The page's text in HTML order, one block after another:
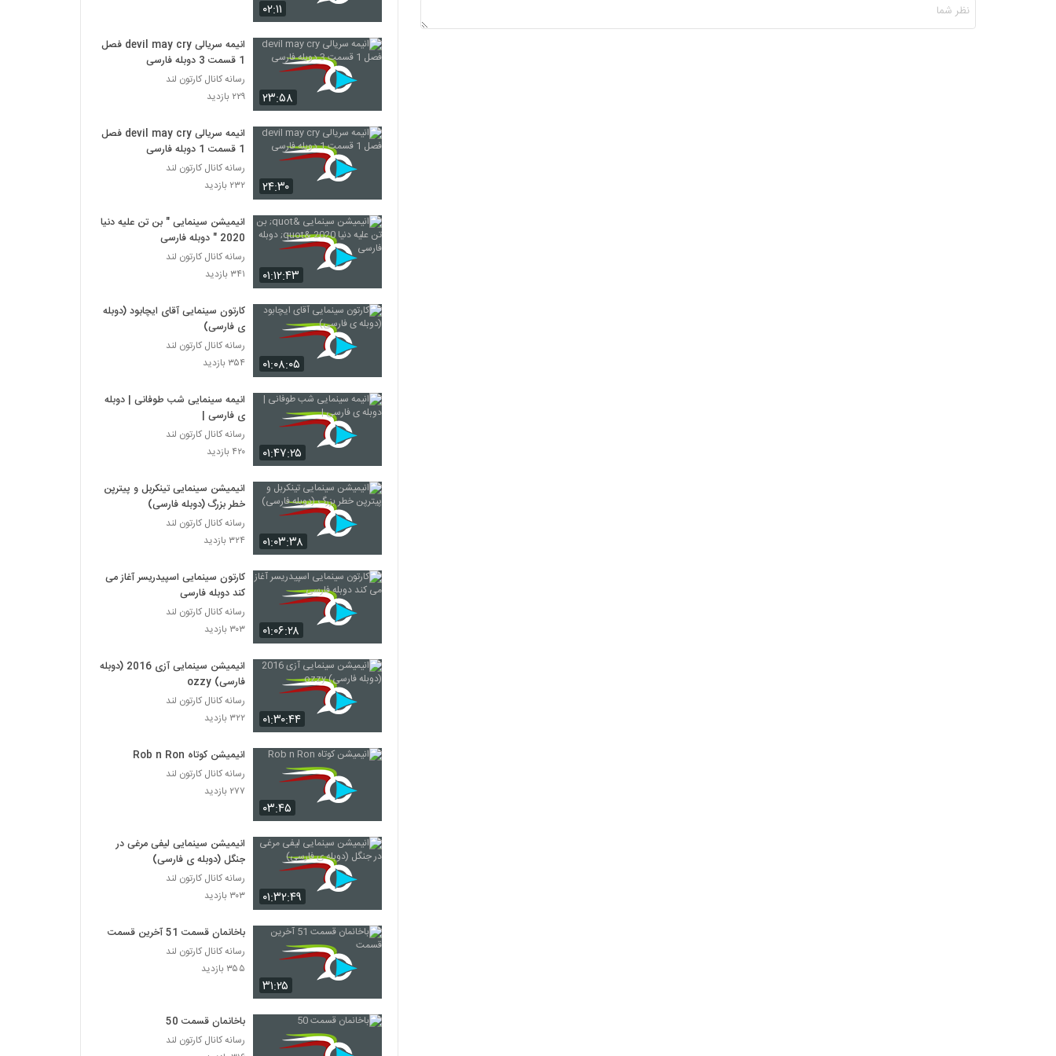
۲۱۴ بازدید
کارتون سریالی مگ مگ و دوستان قسمت 27
کارتون سریالی مگ مگ و دوستان قسمت 28
۲۲۷ بازدید
کارتون سریالی مگ مگ و دوستان قسمت 29
کارتون سریالی مگ مگ و دوستان قسمت 30
۲۳۹ بازدید
آخر
۲۴۳ بازدید
مجموعه کامل سریال پینگو Pingu شماره 2
۲۹۷ بازدید
مجموعه کامل سریال پینگو Pingu شماره 3
مجموعه کامل سریال پینگو Pingu شماره 4
۲۷۱ بازدید
مجموعه کامل سریال پینگو Pingu شماره 5
۲۸۳ بازدید
مجموعه کامل سریال پینگو Pingu شماره ۶
۲۷۹ بازدید
مجموعه کامل سریال پینگو Pingu شماره 7
۲۹۷ بازدید
مجموعه کامل سریال پینگو Pingu شماره ۸
۳۱۷ بازدید
مجموعه کامل سریال پینگو Pingu شماره 9
مجموعه کامل سریال پینگو Pingu شماره 10
۲۸۶ بازدید
مجموعه کامل سریال پینگو Pingu شماره ۱۱
۲۸۳ بازدید
۰۲:۱۱
۲۳:۵۸
انیمه سریالی devil may cry فصل
1 قسمت 3 دوبله فارسی
رسانه کانال کارتون لند
۲۲۹ بازدید
۲۴:۳۰
انیمه سریالی devil may cry فصل
1 قسمت 1 دوبله فارسی
رسانه کانال کارتون لند
۲۳۲ بازدید
۰۱:۱۲:۴۳
انیمیشن سینمایی " بن تن علیه دنیا
2020 " دوبله فارسی
رسانه کانال کارتون لند
۳۴۱ بازدید
۰۱:۰۸:۰۵
کارتون سینمایی آقای ایچابود (دوبله
ی فارسی)
رسانه کانال کارتون لند
۳۵۴ بازدید
۰۱:۴۷:۲۵
انیمه سینمایی شب طوفانی |‌ دوبله
ی فارسی |
رسانه کانال کارتون لند
۴۲۰ بازدید
۰۱:۰۳:۳۸
انیمیشن سینمایی تینکربل و پیترپن
خطر بزرگ (دوبله فارسی)
رسانه کانال کارتون لند
۳۲۴ بازدید
۰۱:۰۶:۲۸
کارتون سینمایی اسپیدریسر آغاز می
کند دوبله فارسی
رسانه کانال کارتون لند
۳۰۳ بازدید
۰۱:۳۰:۴۴
انیمیشن سینمایی آزی 2016 (دوبله
فارسی) ozzy
رسانه کانال کارتون لند
۳۲۲ بازدید
۰۳:۴۵
انیمیشن کوتاه Rob n Ron
رسانه کانال کارتون لند
۲۷۷ بازدید
۰۱:۳۲:۴۹
انیمیشن سینمایی لیفی مرغی در
جنگل (دوبله ی فارسی)
رسانه کانال کارتون لند
۳۰۳ بازدید
۳۱:۲۵
باخانمان قسمت 51 آخرین قسمت
رسانه کانال کارتون لند
۳۵۵ بازدید
باخانمان قسمت 50
رسانه کانال کارتون لند